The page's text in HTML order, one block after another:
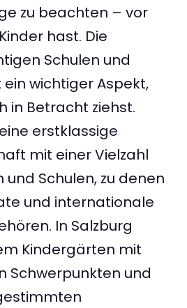
zu beachten – vor
hast. Die
Schulen und
wichtiger Aspekt,
in Betracht ziehst.
erstklassige
mit einer Vielzahl
Schulen, zu denen
und internationale
In Salzburg
Kindergärten mit
Schwerpunkten und